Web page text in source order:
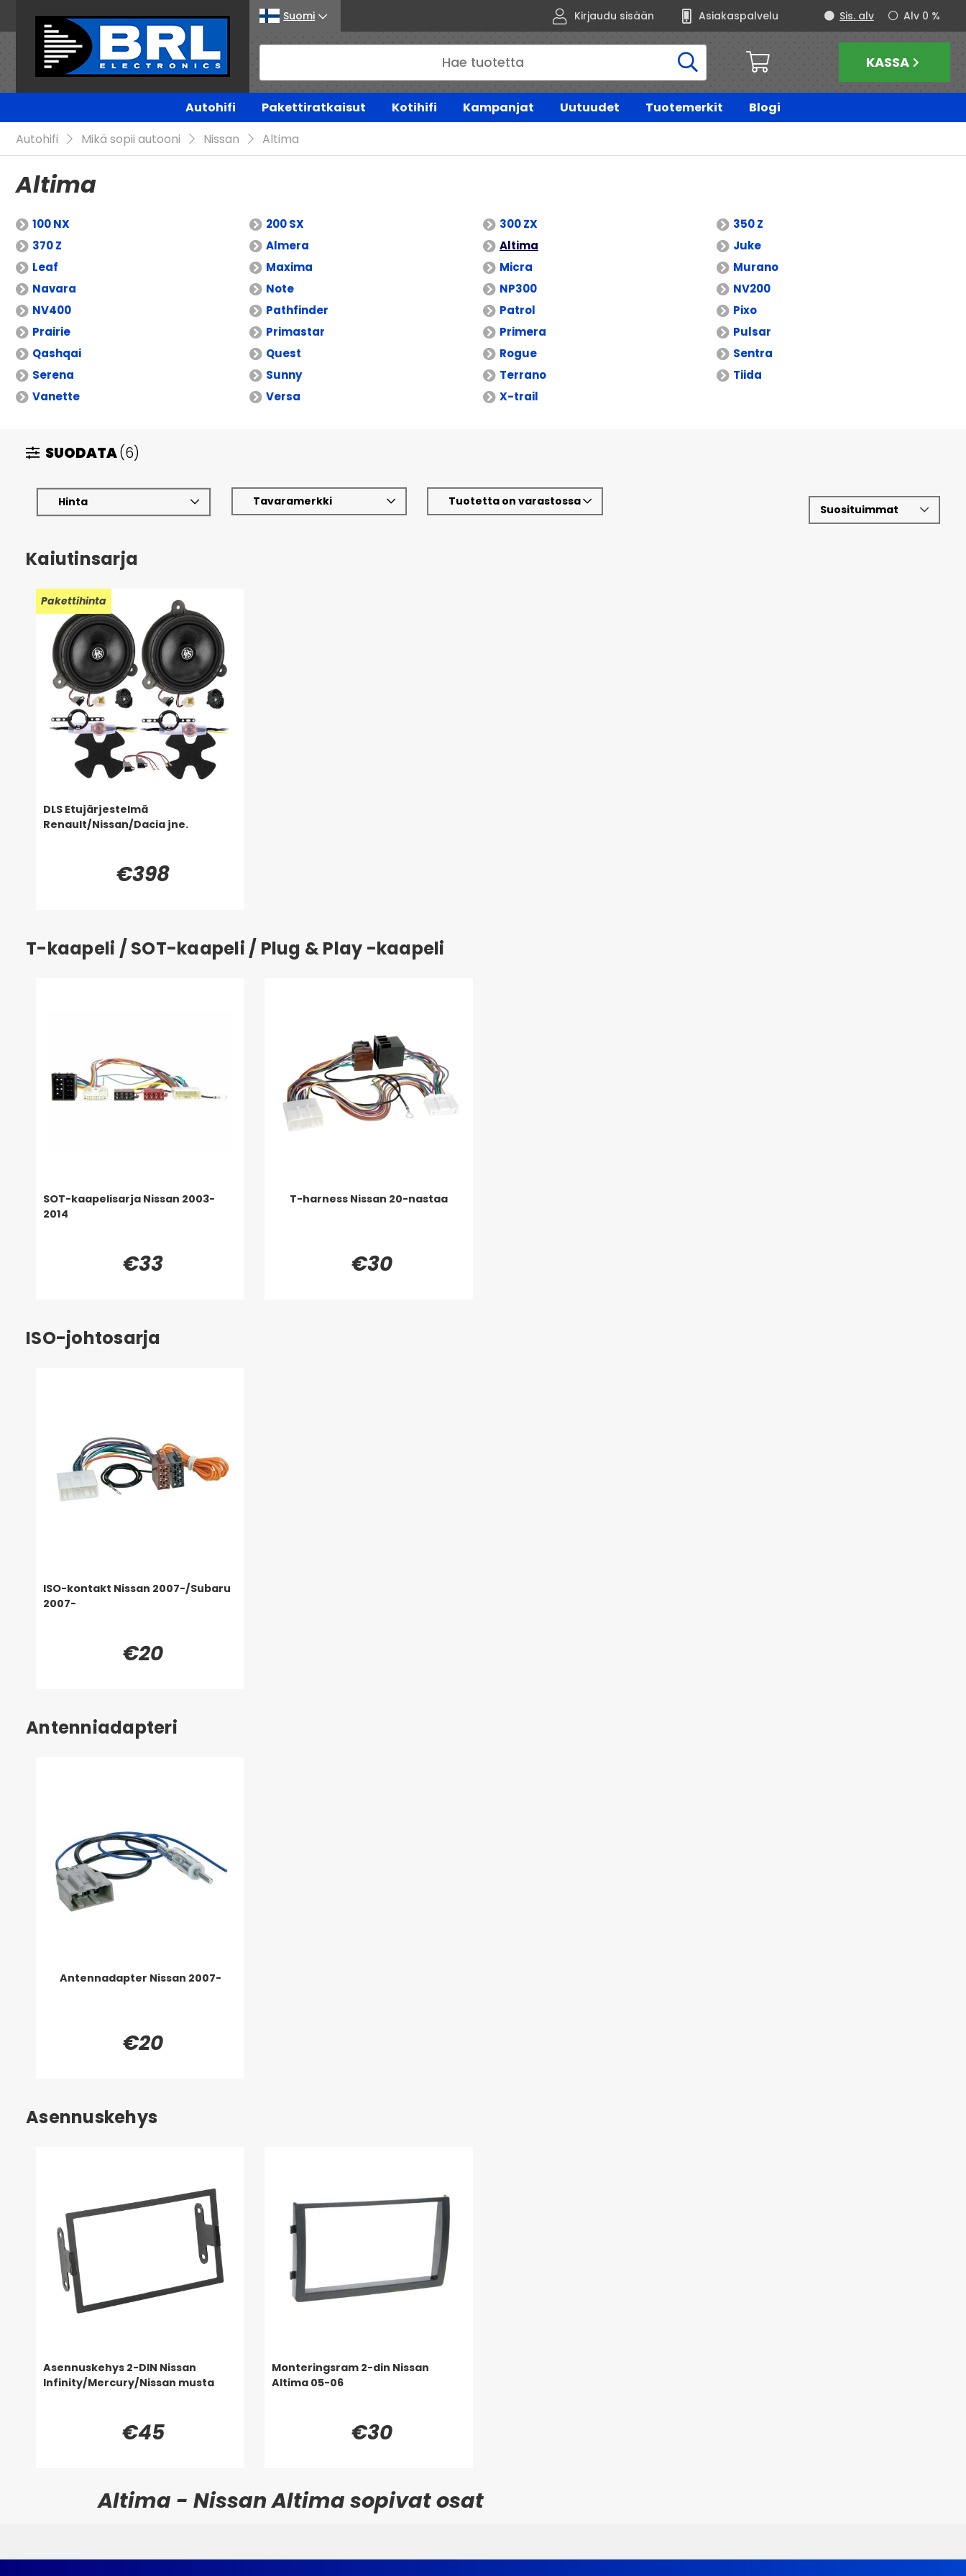
Suomi Kirjaudu sisään Asiakaspalvelu Alv 0 %
Sis. alv
KASSA
Autohifi Pakettiratkaisut Kotihifi Kampanjat Uutuudet Tuotemerkit
Blogi
Autohifi
Mikä sopii autooni Nissan Altima
Altima
100 NX 200 SX 300 ZX
350 Z
370 Z
Almera Altima
Juke
Leaf
Maxima Micra
Murano
Navara
Note NP300
NV200
NV400
Pathfinder Patrol
Pixo
Prairie
Primastar Primera
Pulsar
Qashqai
Quest Rogue
Sentra
Serena
Sunny Terrano
Tiida
Vanette
Versa X-trail
SUODATA(6)
Hinta Tavaramerkki Tuotetta on varastossa
Kaiutinsarja
Pakettihinta
DLS Etujärjestelmä
Renault/Nissan/Dacia jne.
€398
T-kaapeli / SOT-kaapeli / Plug & Play -kaapeli
SOT-kaapelisarja Nissan 2003-
2014
€33
T-harness Nissan 20-nastaa
€30
ISO-johtosarja
ISO-kontakt Nissan 2007-/Subaru
2007-
€20
Antenniadapteri
Antennadapter Nissan 2007-
€20
Asennuskehys
Asennuskehys 2-DIN Nissan
Infinity/Mercury/Nissan musta
€45
Monteringsram 2-din Nissan
Altima 05-06
€30
Altima - Nissan Altima sopivat osat